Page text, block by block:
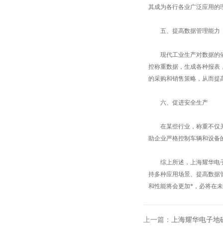
其成为各行各业广泛应用的
五、提高数据管理能力
现代工业生产对数据的依
控称重数据，生成各种报表
的采购和销售策略，从而提
六、促进安全生产
在某些行业，称重不仅关
助企业严格控制车辆和设备
综上所述，上海耀华电子
持多种应用场景、提高数据
和性能将会更加*，必将在
上一篇： 上海耀华电子地